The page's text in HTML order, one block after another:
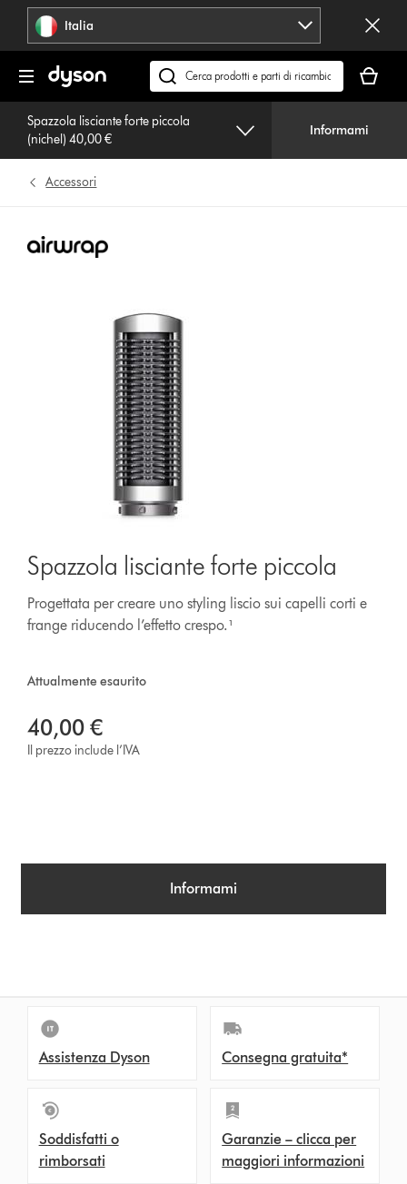
navigazione Italia
Cerca
su
dyson.it
carrello
è
Spazzola lisciante forte piccola
(nichel) 40,00 €
Informami
Accessori
Spazzola lisciante forte piccola
Progettata per creare uno styling liscio sui capelli corti e
frange riducendo l’effetto crespo.¹
Attualmente esaurito
40,00 €
Il prezzo include l’IVA
Informami
Assistenza Dyson Consegna gratuita*
Soddisfatti o
rimborsati
Garanzie – clicca per
maggiori informazioni